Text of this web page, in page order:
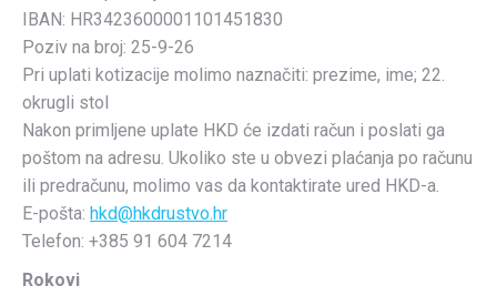
IBAN: HR3423600001101451830
Poziv na broj: 25-9-26
Pri uplati kotizacije molimo naznačiti: prezime, ime; 22.
okrugli stol
Nakon primljene uplate HKD će izdati račun i poslati ga
poštom na adresu. Ukoliko ste u obvezi plaćanja po računu
ili predračunu, molimo vas da kontaktirate ured HKD-a.
E-pošta: hkd@hkdrustvo.hr
Telefon: +385 91 604 7214
Rokovi